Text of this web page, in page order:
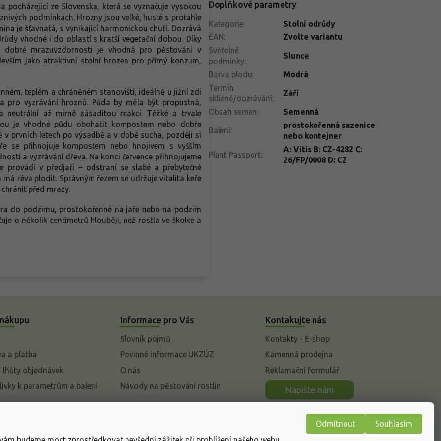
Odmítnout Souhlasím
pocházející ze Slovenska, která se vyznačuje vysokou
podmínkách. Hrozny jsou velké, husté s protáhle
je šťavnatá, s vynikající harmonickou chutí. Dozrává
vhodné i do oblastí s kratší vegetační dobou. Díky
dobré mrazuvzdornosti je vhodná pro pěstování v
jako atraktivní stolní hrozen pro přímý konzum,
teplém a chráněném stanovišti, ideálně u jižní zdi
pro vyzrávání hroznů. Půda by měla být propustná,
neutrální až mírně zásaditou reakcí. Těžké a trvale
je vhodné půdu obohatit kompostem nebo dobře
v prvních letech po výsadbě a v době sucha, později si
se přihnojuje kompostem nebo hnojivem s vyšším
a vyzrávání dřeva. Na konci července přihnojujeme
provádí v předjaří – odstraní se slabé a přebytečné
réva plodit. Správným řezem se udržuje vitalita keře
před mrazy.
do podzimu, prostokořenné na jaře nebo na podzim
o několik centimetrů hlouběji, než rostla ve školce a
Doplňkové parametry
Kategorie:
Stolní odrůdy
EAN:
Zvolte variantu
Světelné
podmínky:
Slunce
Barva plodu:
Modrá
Termín
sklizně/dozrávání:
Září
Obsah semen: Semenná
Balení:
prostokořenná sazenice
nebo kontejner
Plant Passport:
A: Vitis B: CZ-4282 C:
26/FP/0008 D: CZ
a platba
lhůty objednávek
k parametrům a balení
Informace pro Vás
Slovník pojmů
Povinné informace UKZÚZ
O nás
Návody na pěstování rostlin
Kontakujte nás
Kontakty - E-shop
Kamenná prodejna
Reklamační formulář
Napište nám